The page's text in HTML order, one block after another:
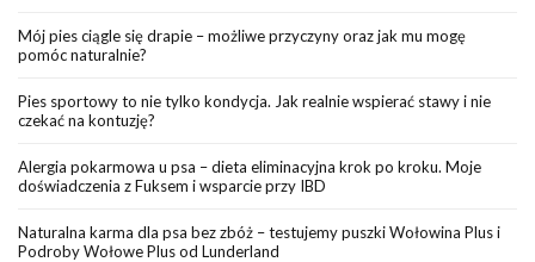
Mój pies ciągle się drapie – możliwe przyczyny oraz jak mu mogę
pomóc naturalnie?
Pies sportowy to nie tylko kondycja. Jak realnie wspierać stawy i nie
czekać na kontuzję?
Alergia pokarmowa u psa – dieta eliminacyjna krok po kroku. Moje
doświadczenia z Fuksem i wsparcie przy IBD
Naturalna karma dla psa bez zbóż – testujemy puszki Wołowina Plus i
Podroby Wołowe Plus od Lunderland